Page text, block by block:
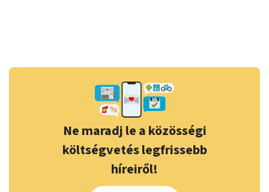
Ne maradj le a közösségi
költségvetés legfrissebb
híreiről!